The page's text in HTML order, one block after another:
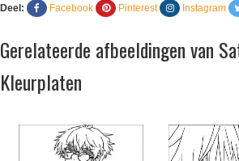
Deel: Facebook Pinterest Instagram
Gerelateerde afbeeldingen van
Kleurplaten